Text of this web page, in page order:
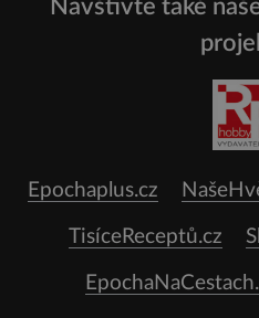
Navštivte také
Epochaplus.cz
TisíceReceptů.cz